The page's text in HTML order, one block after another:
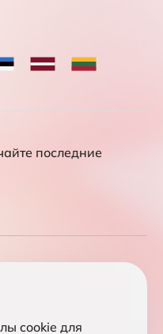
последние
cookie для